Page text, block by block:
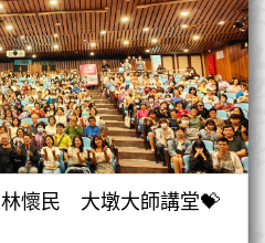
林懷民 大墩大師講堂💝